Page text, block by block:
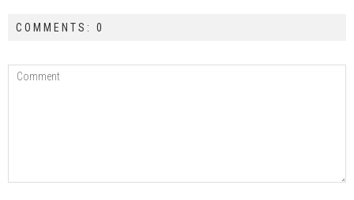
COMMENTS: 0